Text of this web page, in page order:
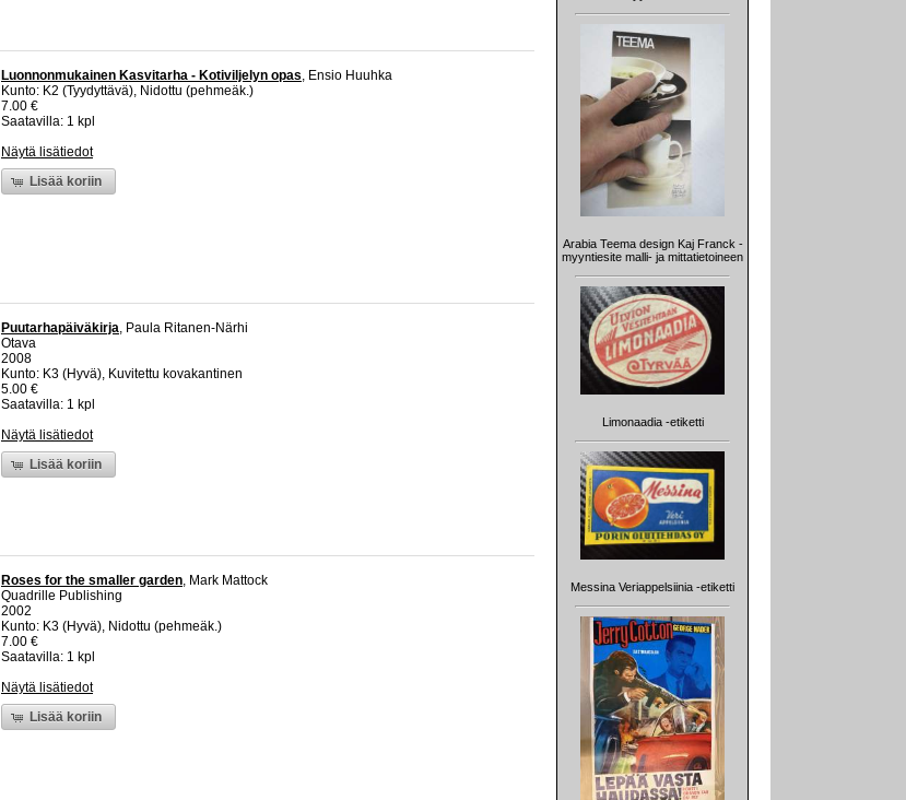
Luonnonmukainen Kasvitarha - Kotiviljelyn opas, Ensio Huuhka
Kunto: K2 (Tyydyttävä), Nidottu (pehmeäk.)
7.00 €
Saatavilla: 1 kpl
Näytä lisätiedot
Lisää koriin
Puutarhapäiväkirja, Paula Ritanen-Närhi
Otava
2008
Kunto: K3 (Hyvä), Kuvitettu kovakantinen
5.00 €
Saatavilla: 1 kpl
Näytä lisätiedot
Lisää koriin
Roses for the smaller garden, Mark Mattock
Quadrille Publishing
2002
Kunto: K3 (Hyvä), Nidottu (pehmeäk.)
7.00 €
Saatavilla: 1 kpl
Näytä lisätiedot
Lisää koriin
Arabia Teema design Kaj Franck -
myyntiesite malli- ja mittatietoineen
Limonaadia -etiketti
Messina Veriappelsiinia -etiketti